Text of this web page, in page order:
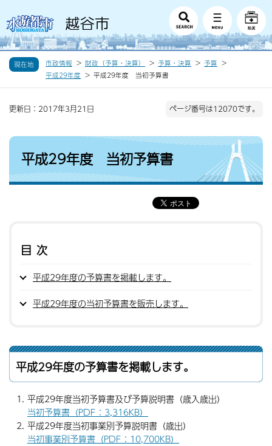
現在地 市政情報 財政（予算・決算） 予算・決算
予算
平成29年度
平成29年度 当初予算書
更新日：2017年3月21日 ページ番号は12070です。
平成29年度 当初予算書
目次
平成29年度の予算書を掲載します。
平成29年度の当初予算書を販売します。
平成29年度の予算書を掲載します。
平成29年度当初予算書及び予算説明書（歳入歳出）
当初予算書（PDF：3,316KB）
平成29年度当初事業別予算説明書（歳出）
当初事業別予算書（PDF：10,700KB）